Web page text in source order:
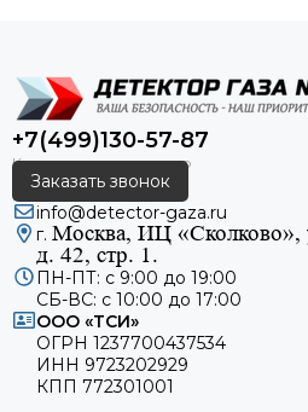
+7(499)130-57-87
Заказать звонок
info@detector-gaza.ru
г. Москва, ИЦ «Сколково»,
д. 42, стр. 1.
ПН-ПТ: с 9:00 до 19:00
СБ-ВС: с 10:00 до 17:00
ООО «ТСИ»
ОГРН 1237700437534
ИНН 9723202929
КПП 772301001